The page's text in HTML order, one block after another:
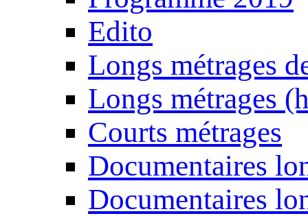
Edito
Longs métrages
Longs métrages
Courts métrages
Documentaires
Documentaires